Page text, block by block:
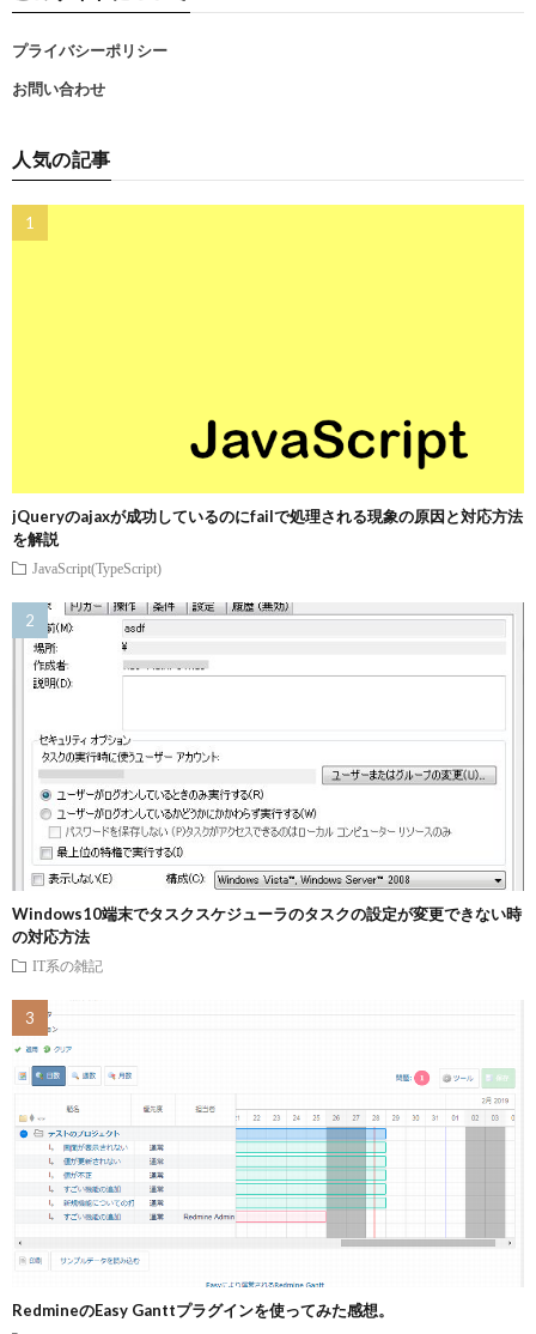
プライバシーポリシー
お問い合わせ
人気の記事
jQueryのajaxが成功しているのにfailで処理される現象の原因と対応方法
を解説
JavaScript(TypeScript)
Windows10端末でタスクスケジューラのタスクの設定が変更できない時
の対応方法
IT系の雑記
RedmineのEasy Ganttプラグインを使ってみた感想。